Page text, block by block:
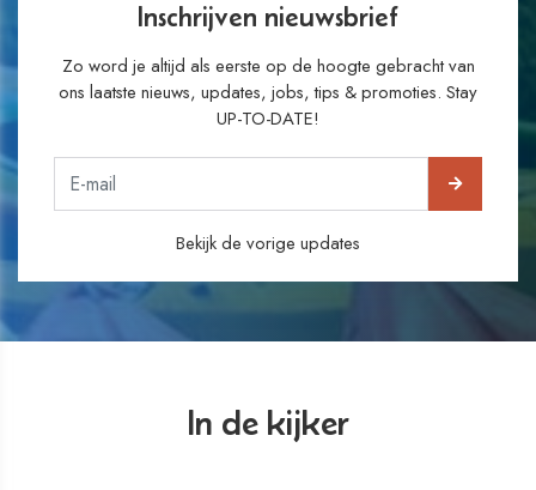
Inschrijven nieuwsbrief
Zo word je altijd als eerste op de hoogte gebracht van
ons laatste nieuws, updates, jobs, tips & promoties. Stay
UP-TO-DATE!
Bekijk de vorige updates
In de kijker